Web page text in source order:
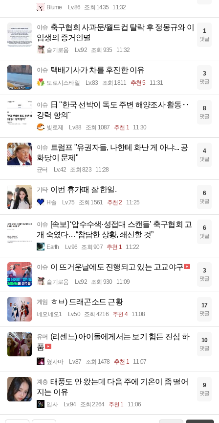
Blume Lv.86 조회 1435 11:32
이슈 축구협회 사과문/월드컵 탈락 후 정몽규와 이
임생의 증거인멸
슬기로움 Lv.92 조회 935 11:32
1
댓글
이슈 택배기사가 차를 후진한 이유
도로시스타일 Lv.83 조회 1811 추천 5 11:31
3
댓글
이슈
日 "한국 선박이 독도 주변 해양조사 활동‥
강력 항의"
빛로제 Lv.88 조회 1087 추천 1 11:30
8
댓글
이슈 트럼프 "유권자들, 나한테 화난 게 아냐... 공
화당이 문제"
균터 Lv.42 조회 823 11:28
4
댓글
기타 이번 휴가때 잘 한일.
H솔 Lv.75 조회 1561 추천 2 11:25
6
댓글
이슈
[속보] ‘압수수색·성접대 스캔들’ 축구협회 고
개 숙였다…“참담한 상황, 쇄신할 것”
Earth Lv.96 조회 907 추천 1 11:22
6
댓글
이슈 이 뜨거운날에도 진행되고 있는 고교야구
슬기로움 Lv.92 조회 930 11:09
3
댓글
게임 ㅎㅂ) 드래곤소드 근황
네오네오1 Lv.50 조회 4216 추천 4 11:08
17
댓글
유머 (리센느) 아이돌에게서는 보기 힘든 진심 하
품
옆사마 Lv.87 조회 1478 추천 1 11:07
10
댓글
계층 태풍도 안 왔는데 다음 주에 기온이 좀 떨어
지는 이유
입사 Lv.94 조회 2264 추천 1 11:06
9
댓글